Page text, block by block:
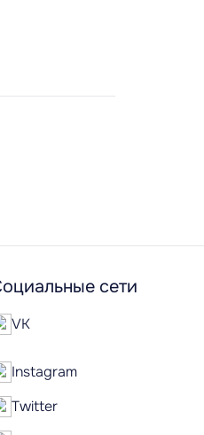
сети
VK
Instagram
Twitter